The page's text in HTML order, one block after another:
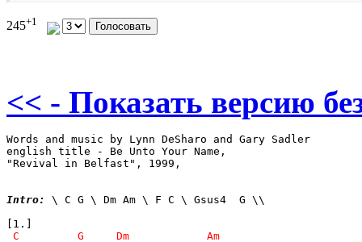
245+1
<< - Показать версию
Words and music by Lynn DeSharo and Gary Sadler
english title - Be Unto Your Name,
"Revival in Belfast", 1999,
Intro:
\ C G \ Dm Am \ F C \ Gsus4  G \\